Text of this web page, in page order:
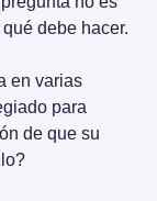
debe hacer.
en varias
para
de que su